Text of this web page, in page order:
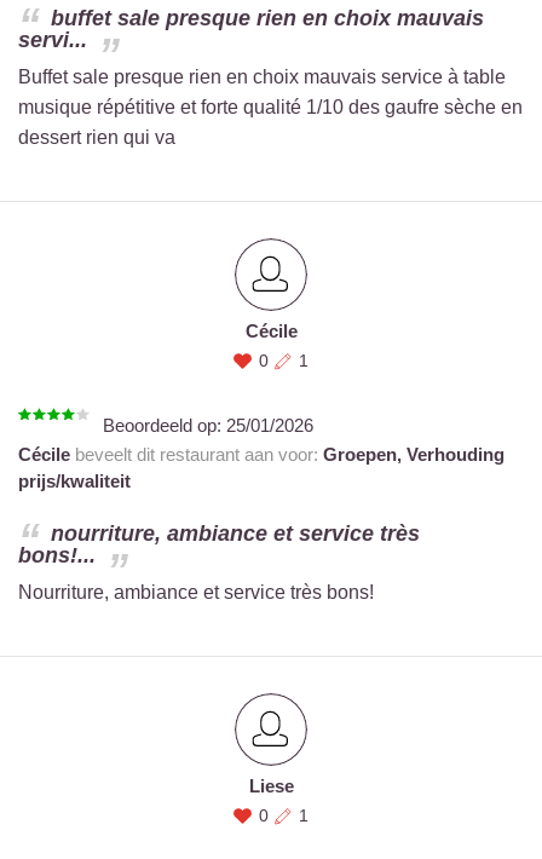
buffet sale presque rien en choix mauvais
servi...
Buffet sale presque rien en choix mauvais service à table
musique répétitive et forte qualité 1/10 des gaufre sèche en
dessert rien qui va
Cécile
0 1
Beoordeeld op: 25/01/2026
Cécile beveelt dit restaurant aan voor: Groepen, Verhouding
prijs/kwaliteit
nourriture, ambiance et service très
bons!...
Nourriture, ambiance et service très bons!
Liese
0 1